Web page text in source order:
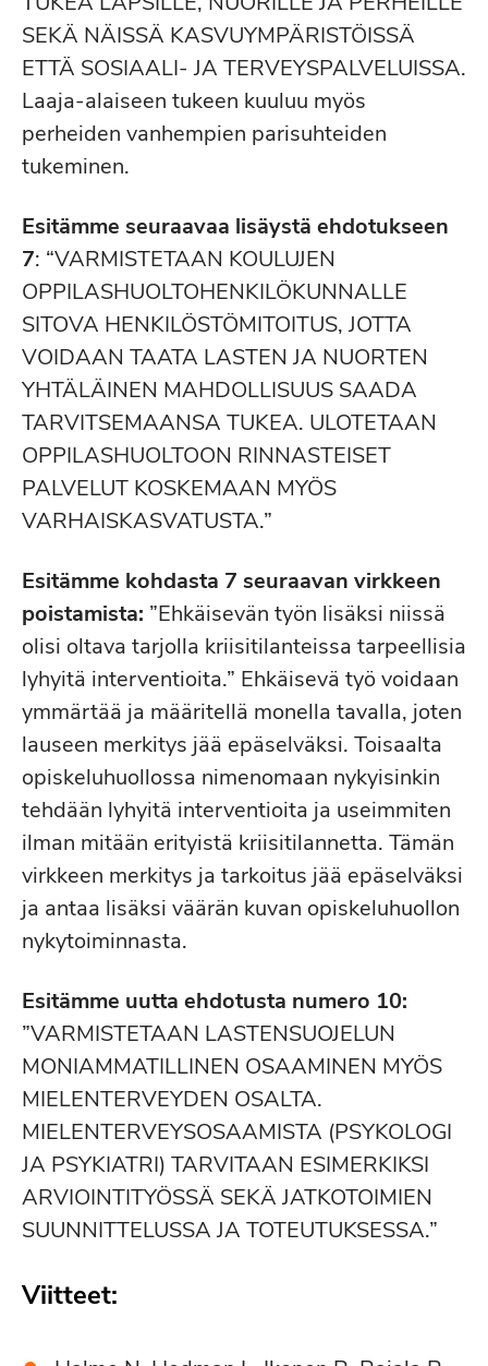
SEKÄ NÄISSÄ KASVUYMPÄRISTÖISSÄ
ETTÄ SOSIAALI- JA TERVEYSPALVELUISSA.
Laaja-alaiseen tukeen kuuluu myös
perheiden vanhempien parisuhteiden
tukeminen.
Esitämme seuraavaa lisäystä ehdotukseen
7: “VARMISTETAAN KOULUJEN
OPPILASHUOLTOHENKILÖKUNNALLE
SITOVA HENKILÖSTÖMITOITUS, JOTTA
VOIDAAN TAATA LASTEN JA NUORTEN
YHTÄLÄINEN MAHDOLLISUUS SAADA
TARVITSEMAANSA TUKEA. ULOTETAAN
OPPILASHUOLTOON RINNASTEISET
PALVELUT KOSKEMAAN MYÖS
VARHAISKASVATUSTA.”
Esitämme kohdasta 7 seuraavan virkkeen
poistamista: ”Ehkäisevän työn lisäksi niissä
olisi oltava tarjolla kriisitilanteissa tarpeellisia
lyhyitä interventioita.” Ehkäisevä työ voidaan
ymmärtää ja määritellä monella tavalla, joten
lauseen merkitys jää epäselväksi. Toisaalta
opiskeluhuollossa nimenomaan nykyisinkin
tehdään lyhyitä interventioita ja useimmiten
ilman mitään erityistä kriisitilannetta. Tämän
virkkeen merkitys ja tarkoitus jää epäselväksi
ja antaa lisäksi väärän kuvan opiskeluhuollon
nykytoiminnasta.
Esitämme uutta ehdotusta numero 10:
”VARMISTETAAN LASTENSUOJELUN
MONIAMMATILLINEN OSAAMINEN MYÖS
MIELENTERVEYDEN OSALTA.
MIELENTERVEYSOSAAMISTA (PSYKOLOGI
JA PSYKIATRI) TARVITAAN ESIMERKIKSI
ARVIOINTITYÖSSÄ SEKÄ JATKOTOIMIEN
SUUNNITTELUSSA JA TOTEUTUKSESSA.”
Viitteet: